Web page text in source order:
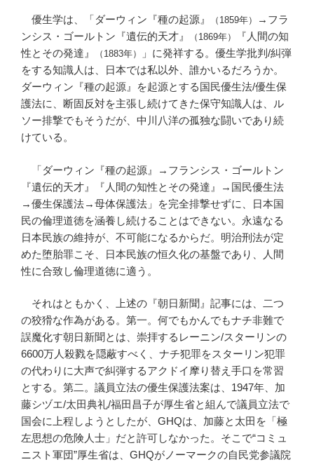
優生学は、「ダーウィン『種の起源』 （1859年）
→フラ
ンシス・ゴールトン『遺伝的天才』
（1869年）
『人間の知
性とその発達』
（1883年）
」に発祥する。優生学批判/糾弾
をする知識人は、日本では私以外、誰かいるだろうか。
ダーウィン『種の起源』を起源とする国民優生法/優生保
護法に、断固反対を主張し続けてきた保守知識人は、ル
ソー排撃でもそうだが、中川八洋の孤独な闘いであり続
けている。
「ダーウィン『種の起源』→フランシス・ゴールトン
『遺伝的天才』『人間の知性とその発達』→国民優生法
→優生保護法→母体保護法」を完全排撃せずに、日本国
民の倫理道徳を涵養し続けることはできない。永遠なる
日本民族の維持が、不可能になるからだ。明治刑法が定
めた堕胎罪こそ、日本民族の恒久化の基盤であり、人間
性に合致し倫理道徳に適う。
それはともかく、上述の『朝日新聞』記事には、二つ
の狡猾な作為がある。第一。何でもかんでもナチ非難で
誤魔化す朝日新聞とは、崇拝するレーニン/スターリンの
6600万人殺戮を隠蔽すべく、ナチ犯罪をスターリン犯罪
の代わりに大声で糾弾するアクドイ摩り替え手口を常習
とする。第二。議員立法の優生保護法案は、1947年、加
藤シヅエ/太田典礼/福田昌子が厚生省と組んで議員立法で
国会に上程しようとしたが、GHQは、加藤と太田を「極
左思想の危険人士」だと許可しなかった。そこで“コミュ
ニスト軍団”厚生省は、GHQがノーマークの自民党参議院